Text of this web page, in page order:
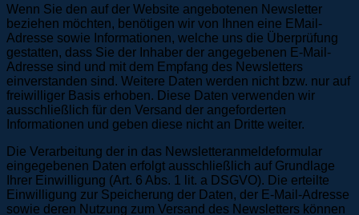
Wenn Sie den auf der Website angebotenen Newsletter
beziehen möchten, benötigen wir von Ihnen eine EMail-
Adresse sowie Informationen, welche uns die Überprüfung
gestatten, dass Sie der Inhaber der angegebenen E-Mail-
Adresse sind und mit dem Empfang des Newsletters
einverstanden sind. Weitere Daten werden nicht bzw. nur auf
freiwilliger Basis erhoben. Diese Daten verwenden wir
ausschließlich für den Versand der angeforderten
Informationen und geben diese nicht an Dritte weiter.
Die Verarbeitung der in das Newsletteranmeldeformular
eingegebenen Daten erfolgt ausschließlich auf Grundlage
Ihrer Einwilligung (Art. 6 Abs. 1 lit. a DSGVO). Die erteilte
Einwilligung zur Speicherung der Daten, der E-Mail-Adresse
sowie deren Nutzung zum Versand des Newsletters können